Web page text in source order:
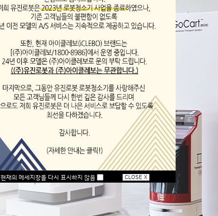
현재의 메세지창을 다시 표시하지 않음 CLOSE X